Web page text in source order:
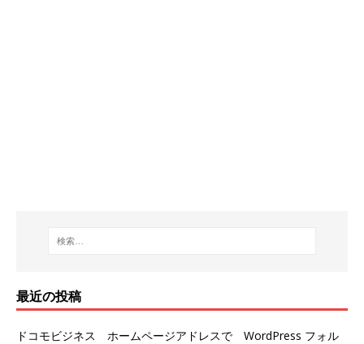
最近の投稿
ドコモビジネス ホームページアドレスで WordPress フォル